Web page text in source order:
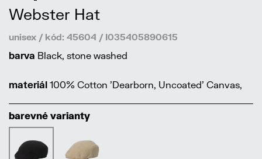
Webster Hat
unisex / kód: 45604 / I035405890615
barva Black, stone washed
materiál 100% Cotton 'Dearborn, Uncoated' Canvas,
barevné varianty